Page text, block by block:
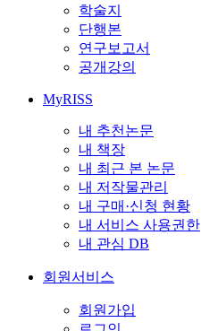
학술지
단행본
연구보고서
공개강의
MyRISS
내 추천논문
내 책장
내 최근 본 논문
내 저작물관리
내 구매·신청 현황
내 서비스 사용권한
내 관심 DB
회원서비스
회원가입